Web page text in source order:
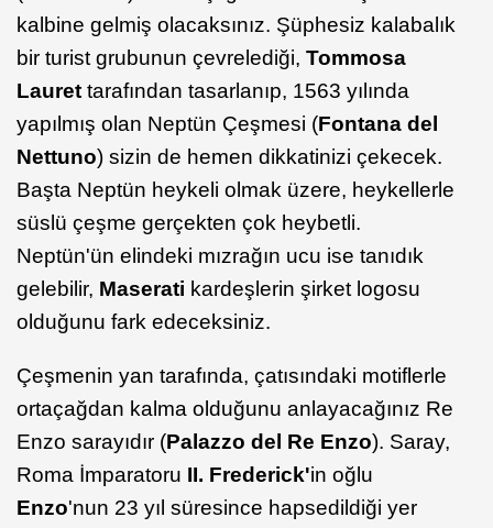
kalbine gelmiş olacaksınız. Şüphesiz kalabalık
bir turist grubunun çevrelediği, Tommosa
Lauret tarafından tasarlanıp, 1563 yılında
yapılmış olan Neptün Çeşmesi (Fontana del
Nettuno) sizin de hemen dikkatinizi çekecek.
Başta Neptün heykeli olmak üzere, heykellerle
süslü çeşme gerçekten çok heybetli.
Neptün'ün elindeki mızrağın ucu ise tanıdık
gelebilir, Maserati kardeşlerin şirket logosu
olduğunu fark edeceksiniz.
Çeşmenin yan tarafında, çatısındaki motiflerle
ortaçağdan kalma olduğunu anlayacağınız Re
Enzo sarayıdır (Palazzo del Re Enzo). Saray,
Roma İmparatoru II. Frederick'in oğlu
Enzo'nun 23 yıl süresince hapsedildiği yer